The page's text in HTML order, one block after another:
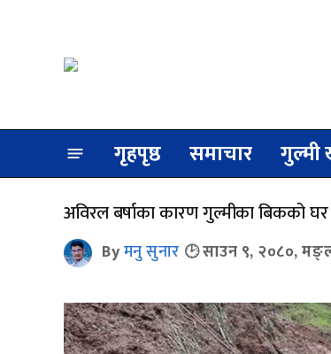
गृहपृष्ठ समाचार गुल्मी
अविरल बर्षाका कारण गुल्मीका बिकको घर
Byमनु सुनार साउन ९, २०८०,